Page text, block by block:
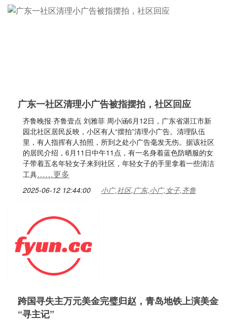
广东一社区清理小广告被指摆拍，社区回应
齐鲁晚报·齐鲁壹点 刘雅菲 周小涵6月12日，广东省湛江市新
园北社区居民反映，小区有人“摆拍”清理小广告。清理队伍
里，有人指挥有人拍照，所到之处小广告毫发无伤。据该社区
的居民介绍，6月11日中午11点，有一名身着蓝色防晒服的女
子带着五名年轻女子来到社区，年轻女子的手里拿着一些清洁
工具……更多
2025-06-12 12:44:00 小广,社区,广东,小广,女子,齐鲁
跨国寻失主万元美金完璧归赵，青岛地铁上演美金
“寻主记”